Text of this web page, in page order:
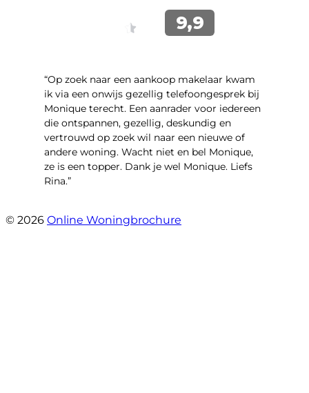
“Op zoek naar een aankoop makelaar kwam
ik via een onwijs gezellig telefoongesprek bij
Monique terecht. Een aanrader voor iedereen
die ontspannen, gezellig, deskundig en
vertrouwd op zoek wil naar een nieuwe of
andere woning. Wacht niet en bel Monique,
ze is een topper. Dank je wel Monique. Liefs
Rina.”
© 2026 Online Woningbrochure